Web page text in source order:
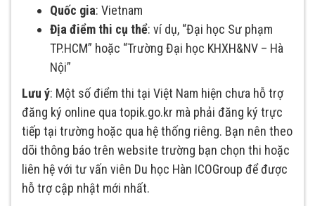
Quốc gia: Vietnam
Địa điểm thi cụ thể: ví dụ, “Đại học Sư phạm
TP.HCM” hoặc “Trường Đại học KHXH&NV – Hà
Nội”
Lưu ý: Một số điểm thi tại Việt Nam hiện chưa hỗ trợ
đăng ký online qua topik.go.kr mà phải đăng ký trực
tiếp tại trường hoặc qua hệ thống riêng. Bạn nên theo
dõi thông báo trên website trường bạn chọn thi hoặc
liên hệ với tư vấn viên Du học Hàn ICOGroup để được
hỗ trợ cập nhật mới nhất.